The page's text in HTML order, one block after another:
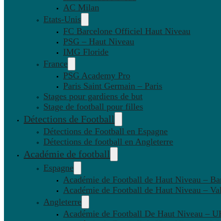
AC Milan
Etats-Unis
FC Barcelone Officiel Haut Niveau
PSG – Haut Niveau
IMG Floride
France
PSG Academy Pro
Paris Saint Germain – Paris
Stages pour gardiens de but
Stage de football pour filles
Détections de Football
Détections de Football en Espagne
Détections de football en Angleterre
Académie de football
Espagne
Académie de Football de Haut Niveau –
Académie de Football de Haut Niveau –
Angleterre
Académie de Football De Haut Niveau –